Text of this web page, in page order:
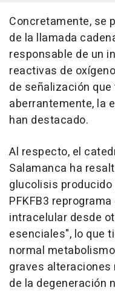
Concretamente, se
de la llamada
responsable de un
reactivas de
de señalización
aberrantemente, la
han destacado.
Al respecto, el
Salamanca ha
glucolisis
PFKFB3
intracelular desde
esenciales", lo que
normal
graves
de la degeneración